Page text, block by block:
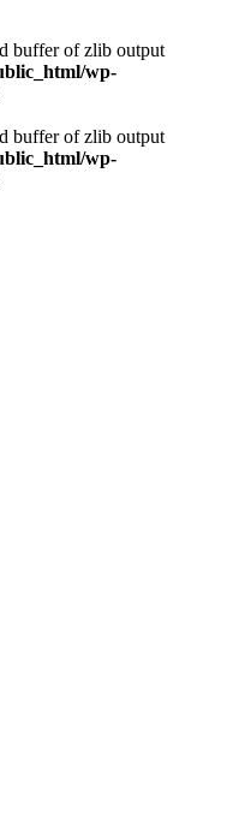
buffer of zlib output
wp-
buffer of zlib output
wp-